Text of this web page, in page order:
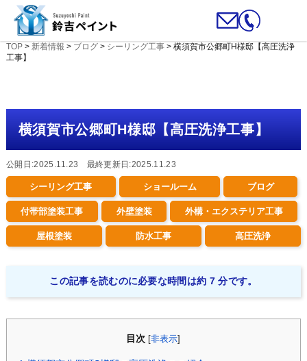
TOP> 新着情報 > ブログ> シーリング工事> 横須賀市公郷町H様邸【高圧洗浄
工事】
横須賀市公郷町H様邸【高圧洗浄工事】
公開日:2025.11.23 最終更新日:2025.11.23
シーリング工事 ショールーム ブログ
付帯部塗装工事 外壁塗装 外構・エクステリア工事
屋根塗装 防水工事 高圧洗浄
この記事を読むのに必要な時間は約 7 分です。
目次 [非表示